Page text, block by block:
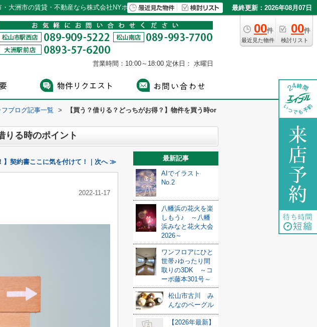
大洲市の賃貸・不動産なら株式会社NYホーム 最終更新：2026年08月07日
00件
最近見た物件
00件
検討リスト
営業時間：10:00～18:00 定休日： 水曜日
ブログ記事一覧 >
【買う？借りる？どっちがお得？】物件を買う時or
りる時のポイント
】契約書ここに気を付けて！｜次へ ≫
2022-11-17
最新記事
AIでイラスト
No.2
八幡浜の花火を楽
しもう♪ ～八幡
浜みなと花火大会
2026～
ワンフロアにひと
世帯♪ゆったり間
取りの3DK ～コ
ーポ藤本301号～
松山市古川 み
んなのベーグル
【2026年最新】